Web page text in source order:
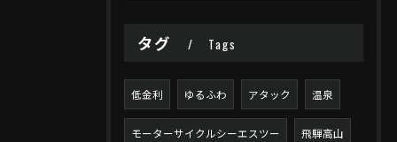
タグ Tags
低金利 ゆるふわ アタック 温泉
モーターサイクルシーエスツー 飛騨高山